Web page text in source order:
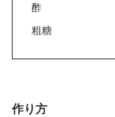
酢
粗糖
作り方